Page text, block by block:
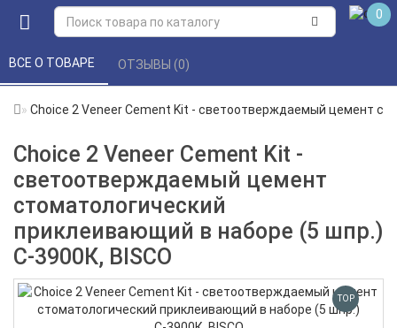
0
Choice 2 Veneer Cement Kit - светоотверждаемый цемент
Choice 2 Veneer Cement Kit -
светоотверждаемый цемент
стоматологический
приклеивающий в наборе (5 шпр.)
С-3900К, BISCO
ВСЕ О ТОВАРЕ ОТЗЫВЫ (0)
TOP